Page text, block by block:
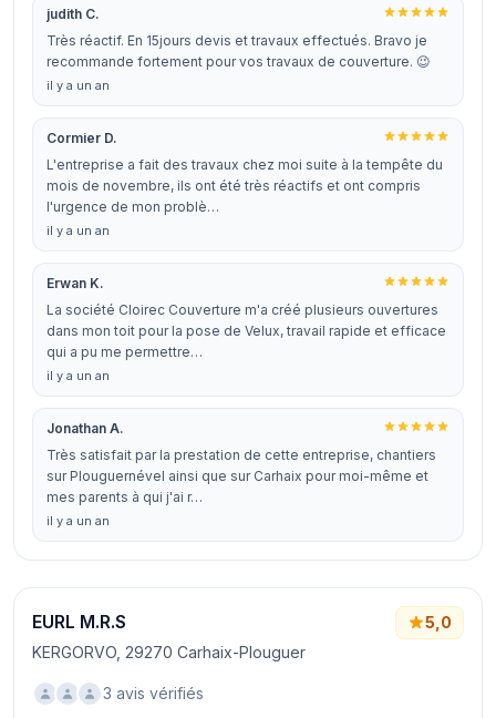
judith C.
Très réactif. En 15jours devis et travaux effectués. Bravo je
recommande fortement pour vos travaux de couverture. 😉
il y a un an
Cormier D.
L'entreprise a fait des travaux chez moi suite à la tempête du
mois de novembre, ils ont été très réactifs et ont compris
l'urgence de mon problè…
il y a un an
Erwan K.
La société Cloirec Couverture m'a créé plusieurs ouvertures
dans mon toit pour la pose de Velux, travail rapide et efficace
qui a pu me permettre…
il y a un an
Jonathan A.
Très satisfait par la prestation de cette entreprise, chantiers
sur Plouguernével ainsi que sur Carhaix pour moi-même et
mes parents à qui j'ai r…
il y a un an
EURL M.R.S
KERGORVO, 29270 Carhaix-Plouguer
5,0
3 avis vérifiés